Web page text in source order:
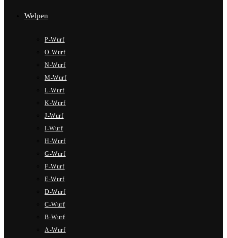
Welpen
P-Wurf
O-Wurf
N-Wurf
M-Wurf
L-Wurf
K-Wurf
J-Wurf
I-Wurf
H-Wurf
G-Wurf
F-Wurf
E-Wurf
D-Wurf
C-Wurf
B-Wurf
A-Wurf